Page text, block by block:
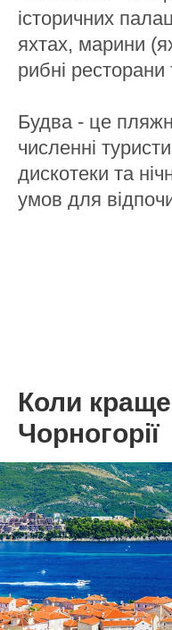
історичних
яхтах, марини
рибні
Будва - це
численні
дискотеки та
умов для
Коли краще
Чорногорії